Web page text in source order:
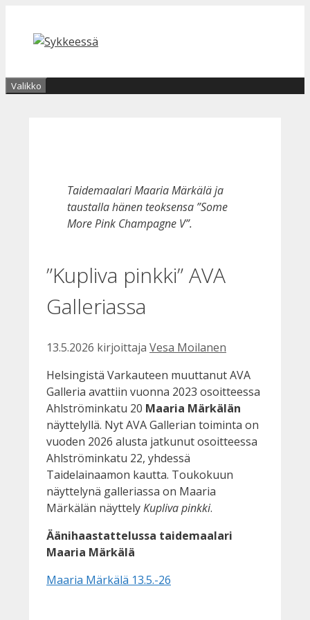
sisältöön
Valikko
Taidemaalari Maaria Märkälä ja
taustalla hänen teoksensa ”Some
More Pink Champagne V”.
”Kupliva pinkki” AVA
Galleriassa
13.5.2026 kirjoittaja Vesa Moilanen
Helsingistä Varkauteen muuttanut AVA
Galleria avattiin vuonna 2023 osoitteessa
Ahlströminkatu 20 Maaria Märkälän
näyttelyllä. Nyt AVA Gallerian toiminta on
vuoden 2026 alusta jatkunut osoitteessa
Ahlströminkatu 22, yhdessä
Taidelainaamon kautta. Toukokuun
näyttelynä galleriassa on Maaria
Märkälän näyttelyKupliva pinkki.
Äänihaastattelussa taidemaalari
Maaria Märkälä
Maaria Märkälä 13.5.-26